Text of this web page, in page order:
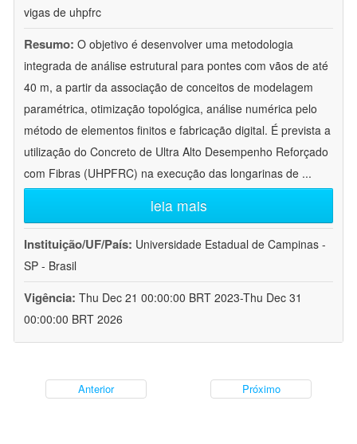
vigas de uhpfrc
Resumo: O objetivo é desenvolver uma metodologia
integrada de análise estrutural para pontes com vãos de até
40 m, a partir da associação de conceitos de modelagem
paramétrica, otimização topológica, análise numérica pelo
método de elementos finitos e fabricação digital. É prevista a
utilização do Concreto de Ultra Alto Desempenho Reforçado
com Fibras (UHPFRC) na execução das longarinas de ...
leia mais
Instituição/UF/País: Universidade Estadual de Campinas -
SP - Brasil
Vigência: Thu Dec 21 00:00:00 BRT 2023-Thu Dec 31
00:00:00 BRT 2026
Anterior Próximo